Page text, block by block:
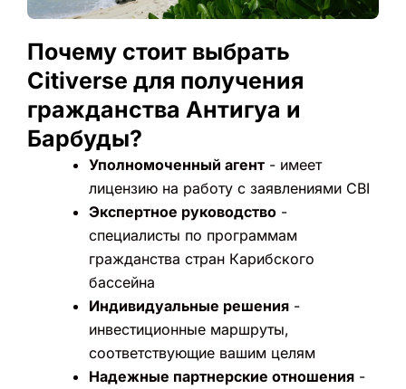
Почему стоит выбрать
Citiverse для получения
гражданства Антигуа и
Барбуды?
Уполномоченный агент - имеет
лицензию на работу с заявлениями CBI
Экспертное руководство -
специалисты по программам
гражданства стран Карибского
бассейна
Индивидуальные решения -
инвестиционные маршруты,
соответствующие вашим целям
Надежные партнерские отношения -